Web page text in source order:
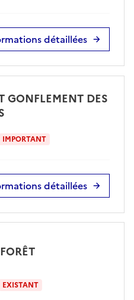
détaillées
GONFLEMENT DES
IMPORTANT
détaillées
EXISTANT